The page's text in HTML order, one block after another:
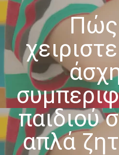
-- Όραμα
-- Ιστορικό
-- Πιστοποιήσεις
-- Στελέχωση
-- Επιστημονική Υπεύθυνη
-- Τα Νέα μας
-- Photo Gallery
Πώς
παιδιού
απλά